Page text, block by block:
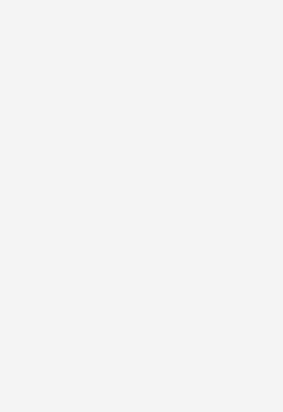
и о судьбах простых людях, о